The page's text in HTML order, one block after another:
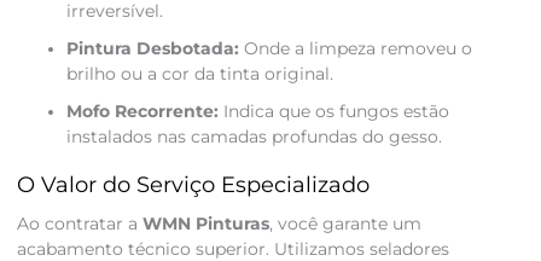
irreversível.
Pintura Desbotada: Onde a limpeza removeu o
brilho ou a cor da tinta original.
Mofo Recorrente: Indica que os fungos estão
instalados nas camadas profundas do gesso.
O Valor do Serviço Especializado
Ao contratar a WMN Pinturas, você garante um
acabamento técnico superior. Utilizamos seladores